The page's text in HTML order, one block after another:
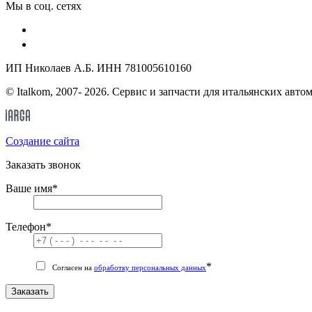
Мы в соц. сетях
ИП Николаев А.Б. ИНН 781005610160
© Italkom, 2007- 2026. Сервис и запчасти для итальянских
Cоздание сайта
Заказать звонок
Ваше имя*
Телефон*
Согласен на обработку персональных данных*
Заказать